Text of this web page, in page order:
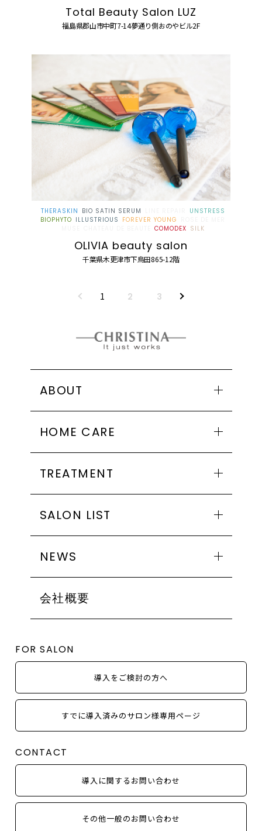
Total Beauty Salon LUZ
福島県郡山市中町7-14夢通り側おのやビル2F
THERASKIN BIO SATIN SERUM
UNSTRESS
BIOPHYTO ILLUSTRIOUS FOREVER YOUNG
COMODEX SILK
OLIVIA beauty salon
千葉県木更津市下烏田865-12階
1
ABOUT
クリスティーナとは
コンセプト
MADE IN ISRAEL
インストラクター紹介・トレーナー紹介
HOME CARE
商品一覧
アンストレス
ビオフィート
イラストリアス
フォーエバーヤング
ローズドメーラ
シャトーデボーテ
使用方法
TREATMENT
シリーズ一覧
アンストレス
ビオフィート
イラストリアス
フォーエバーヤング
ローズドメーラ
コモデックス
SALON LIST
お取り扱い店舗一覧
エリアから探す
北海道・東北
関東（東京都以外）
東京
東海
中国・四国
九州・沖縄
取り扱いシリーズから探す
アンストレス
イラストリアス
フォーエバーヤング
NEWS
ALL
EVENT
MEDIA
会社概要
FOR SALON
導入をご検討の方へ
すでに導入済みのサロン様専用ページ
CONTACT
導入に関するお問い合わせ
その他一般のお問い合わせ